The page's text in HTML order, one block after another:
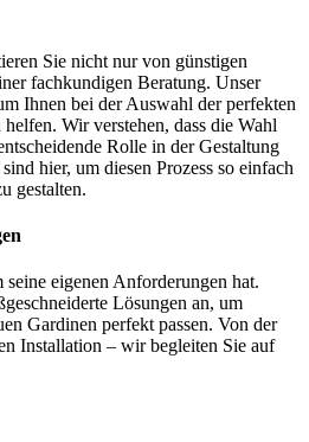
Sie nicht nur von günstigen
fachkundigen Beratung. Unser
Ihnen bei der Auswahl der perfekten
Wir verstehen, dass die Wahl
Rolle in der Gestaltung
hier, um diesen Prozess so einfach
gestalten.
eigenen Anforderungen hat.
Lösungen an, um
Gardinen perfekt passen. Von der
Installation – wir begleiten Sie auf